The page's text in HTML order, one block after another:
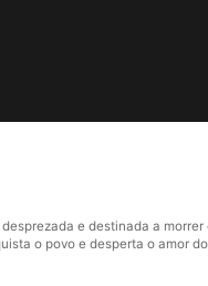
e destinada a
o povo e desperta o amor